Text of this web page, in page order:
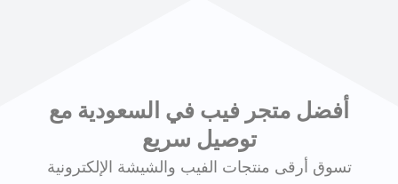
أفضل متجر فيب في السعودية مع
توصيل سريع
تسوق أرقى منتجات الفيب والشيشة الإلكترونية